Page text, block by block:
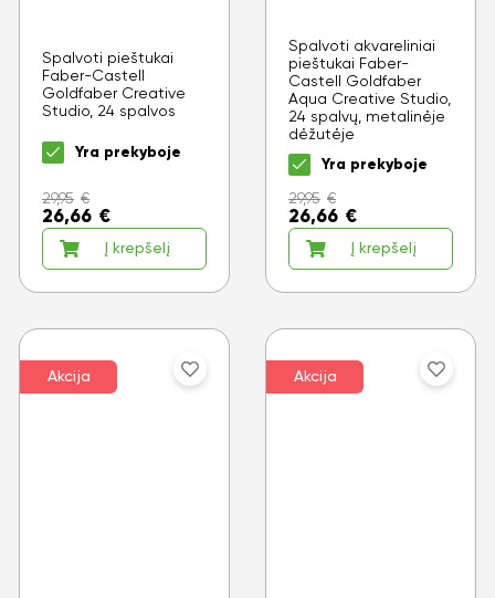
Spalvoti pieštukai
Faber-Castell
Goldfaber Creative
Studio, 24 spalvos
Yra prekyboje
29,95 €
26,66 €
Į krepšelį
Spalvoti akvareliniai
pieštukai Faber-
Castell Goldfaber
Aqua Creative Studio,
24 spalvų, metalinėje
dėžutėje
Yra prekyboje
29,95 €
26,66 €
Į krepšelį
Akcija Akcija